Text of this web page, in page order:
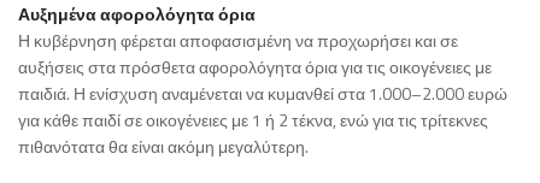
Αυξημένα αφορολόγητα όρια
Η κυβέρνηση φέρεται αποφασισμένη να προχωρήσει και σε
αυξήσεις στα πρόσθετα αφορολόγητα όρια για τις οικογένειες με
παιδιά. Η ενίσχυση αναμένεται να κυμανθεί στα 1.000–2.000 ευρώ
για κάθε παιδί σε οικογένειες με 1 ή 2 τέκνα, ενώ για τις τρίτεκνες
πιθανότατα θα είναι ακόμη μεγαλύτερη.